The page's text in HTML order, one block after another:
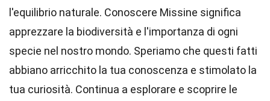
l'equilibrio naturale. Conoscere Missine significa
apprezzare la biodiversità e l'importanza di ogni
specie nel nostro mondo. Speriamo che questi fatti
abbiano arricchito la tua conoscenza e stimolato la
tua curiosità. Continua a esplorare e scoprire le